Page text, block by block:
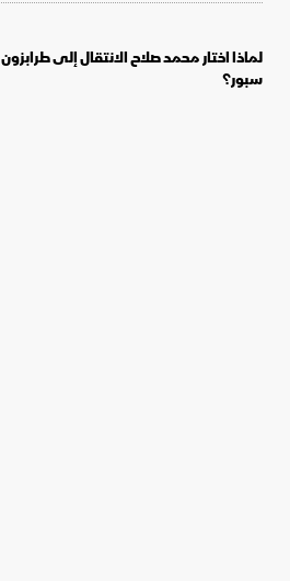
لماذا اختار محمد صلاح الانتقال إلى طرابزون
سبور؟